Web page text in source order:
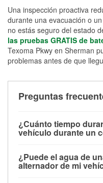
Una inspección proactiva
durante una evacuación o
no estás seguro del estado
las pruebas GRATIS de
Texoma Pkwy en Sherman
problemas antes de que
Preguntas
¿Cuánto tiempo
vehículo durante un
alimentar pequeños
limitado, pero el uso
¿Puede el agua de
alternador de mi